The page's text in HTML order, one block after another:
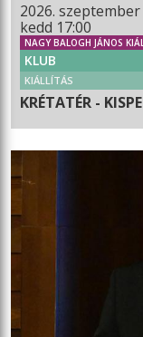
2026. szeptember
kedd 17:00
NAGY BALOGH JÁNOS
KLUB
KIÁLLÍTÁS
KRÉTATÉR -